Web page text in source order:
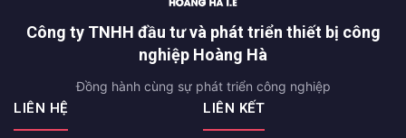
Công ty TNHH đầu tư và phát triển thiết bị công
nghiệp Hoàng Hà
Đồng hành cùng sự phát triển công nghiệp
LIÊN HỆ LIÊN KẾT